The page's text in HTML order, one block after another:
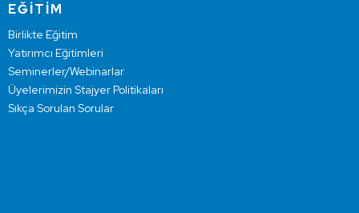
EĞİTİM
Birlikte Eğitim
Yatırımcı Eğitimleri
Seminerler/Webinarlar
Üyelerimizin Stajyer Politikaları
Sıkça Sorulan Sorular